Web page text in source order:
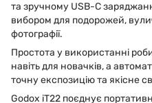
та зручному USB-C
вибором для подорожей,
фотографії.
Простота у використанні
навіть для новачків, а
точну експозицію та якісне
Godox iT22 поєднує